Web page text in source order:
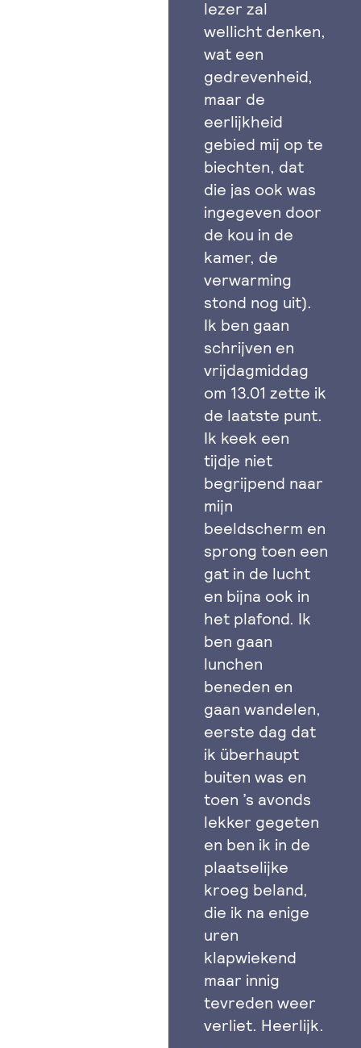
lezer zal
wellicht denken,
wat een
gedrevenheid,
maar de
eerlijkheid
gebied mij op te
biechten, dat
die jas ook was
ingegeven door
de kou in de
kamer, de
verwarming
stond nog uit).
Ik ben gaan
schrijven en
vrijdagmiddag
om 13.01 zette ik
de laatste punt.
Ik keek een
tijdje niet
begrijpend naar
mijn
beeldscherm en
sprong toen een
gat in de lucht
en bijna ook in
het plafond. Ik
ben gaan
lunchen
beneden en
gaan wandelen,
eerste dag dat
ik überhaupt
buiten was en
toen ’s avonds
lekker gegeten
en ben ik in de
plaatselijke
kroeg beland,
die ik na enige
uren
klapwiekend
maar innig
tevreden weer
verliet. Heerlijk.